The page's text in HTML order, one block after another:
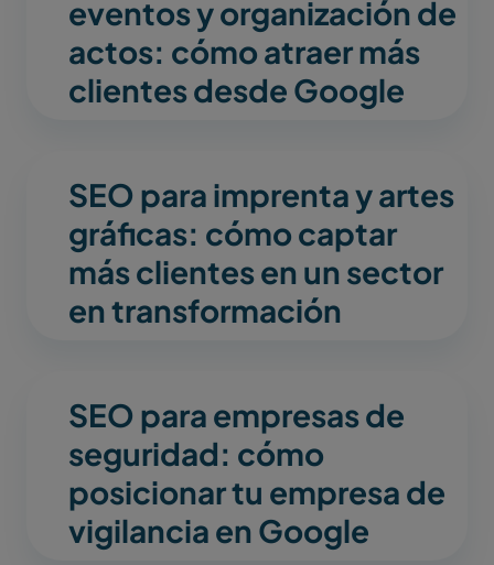
eventos y organización de
actos: cómo atraer más
clientes desde Google
SEO para imprenta y artes
gráficas: cómo captar
más clientes en un sector
en transformación
SEO para empresas de
seguridad: cómo
posicionar tu empresa de
vigilancia en Google